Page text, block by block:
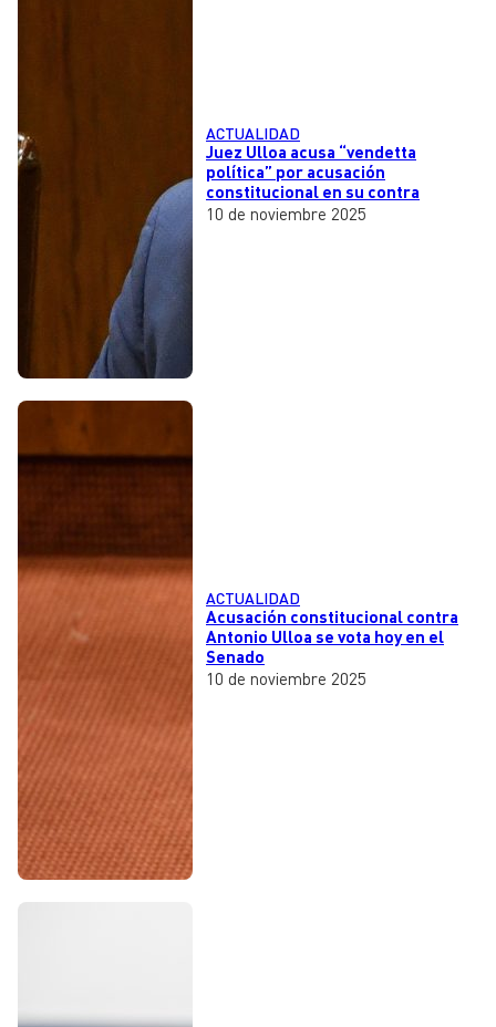
ACTUALIDAD
Juez Ulloa acusa “vendetta
política” por acusación
constitucional en su contra
10 de noviembre 2025
ACTUALIDAD
Acusación constitucional contra
Antonio Ulloa se vota hoy en el
Senado
10 de noviembre 2025